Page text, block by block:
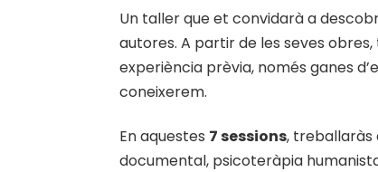
Un taller que et convidarà a
autores. A partir de les seves
experiència prèvia, només ganes
coneixerem.
En aquestes 7 sessions, treballaràs
documental, psicoteràpia